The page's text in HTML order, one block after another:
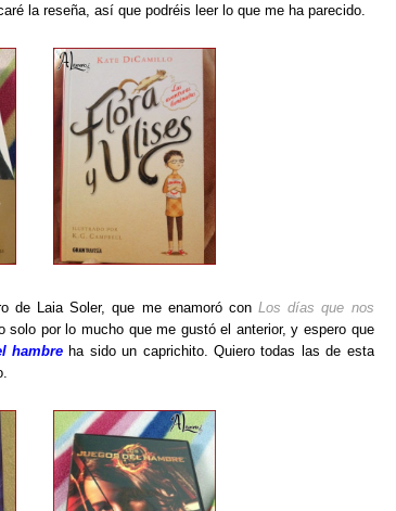
la reseña, así que podréis leer lo que me ha parecido.
de Laia Soler, que me enamoró conLos días que nos
solo por lo mucho que me gustó el anterior, y espero que
hambre ha sido un caprichito. Quiero todas las de esta